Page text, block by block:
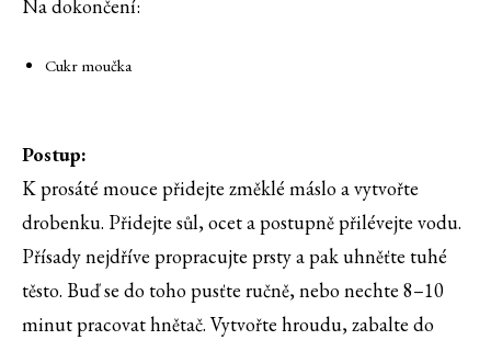
Na dokončení:
Cukr moučka
Postup:
K prosáté mouce přidejte změklé máslo a vytvořte
drobenku. Přidejte sůl, ocet a postupně přilévejte vodu.
Přísady nejdříve propracujte prsty a pak uhněťte tuhé
těsto. Buď se do toho pusťte ručně, nebo nechte 8–10
minut pracovat hnětač. Vytvořte hroudu, zabalte do